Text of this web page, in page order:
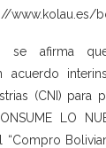
www.kolau.es/
se afirma
acuerdo
(CNI) para
LO
“Compro